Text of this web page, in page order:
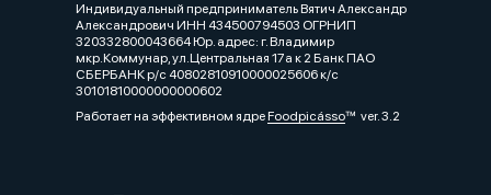
Индивидуальный предприниматель Вятич Александр
Александрович ИНН 434500794503 ОГРНИП
320332800043664 Юр. адрес: г. Владимир
мкр.Коммунар, ул.Центральная 17а к 2 Банк ПАО
СБЕРБАНК р/с 40802810910000025606 к/с
30101810000000000602
Работает на эффективном ядреFoodpicássover. 3.2